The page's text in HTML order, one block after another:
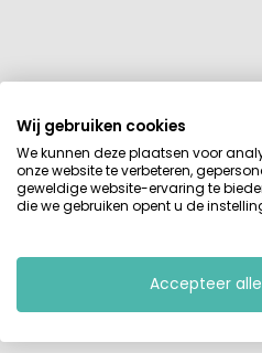
Wij gebruiken cookies
We kunnen deze plaatsen voor
onze website te verbeteren,
geweldige website-ervaring te
die we gebruiken opent u de
Accepteer